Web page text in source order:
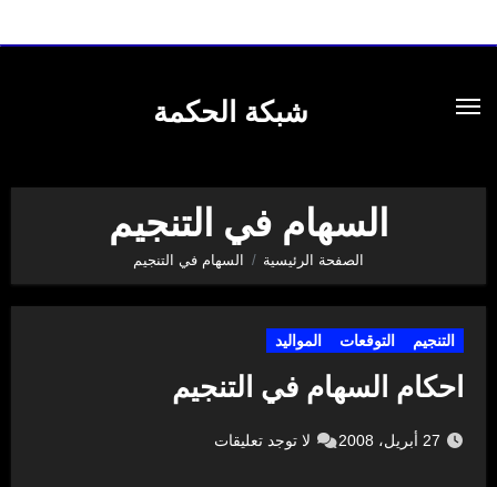
شبكة الحكمة
السهام في التنجيم
الصفحة الرئيسية السهام في التنجيم
التنجيم التوقعات المواليد
احكام السهام في التنجيم
27 أبريل، 2008 لا توجد تعليقات